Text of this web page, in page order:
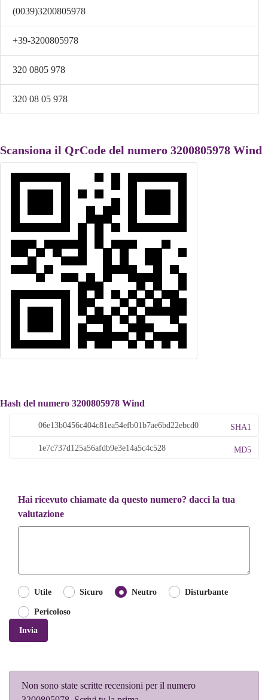
(0039)3200805978
+39-3200805978
320 0805 978
320 08 05 978
Scansiona il QrCode del numero 3200805978 Wind
Hash del numero 3200805978 Wind
SHA1
MD5
Hai ricevuto chiamate da questo numero? dacci la tua
valutazione
Utile Sicuro Neutro Disturbante
Pericoloso
Invia
Non sono state scritte recensioni per il numero